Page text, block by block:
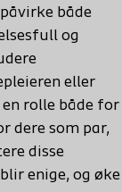
både
og
eller
en rolle både for
dere som par,
disse
enige, og øke